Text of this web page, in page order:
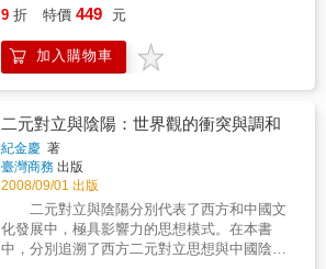
有沒有想過，如果只要努力工作就可以致富，
人生而平等，那為何有些人擁有更多的資源、
比別人還更為「平等」？我們都知道世界上龐
大的財富集中在那少少5%的權貴手中，但他們
族後代朱諾從來沒想過這些問題。他繼承了來
自祖父的龐大財富，以收租維生，甚至有一名
專門管錢的資產管理員，可以說他是當時最熱
門的黃金單身漢之一。即便歷經了主打平等的
法國大革命、政府試圖對富人課稅，朱諾依然
財富滿盈，這一切都是因為朱諾的曾曾祖父藉
由奴隸買賣累積了數百年都花不完的財富──而
識馬克思的真實面貌。 馬克思的思想基石
──《資本論》可說影響二十世紀世界變貌甚
鉅，自問世以來，關於人類社會、經濟的發
資本主義的無數反思、檢討與批判，也都自此
派生演進。 台灣由於過去特殊的社會背景，對
於馬克思及其思想、著作一直諱莫如深，從而
也錯失機會深掘探索這部影響人類文明至深的
經典文本。如今作者以其自身的閱讀經驗和經
濟學、社會學、史學素養，剖析《資本論》的
真實面貌，引領讀者以更全面、立體的方式，
認識這部作品如何在各面向深刻影響近代的世
9 折 特價 449 元
加入購物車
二元對立與陰陽：世界觀的衝突與調和
紀金慶 著
臺灣商務 出版
2008/09/01 出版
二元對立與陰陽分別代表了西方和中國文
化發展中，極具影響力的思想模式。在本書
中，分別追溯了西方二元對立思想與中國陰陽